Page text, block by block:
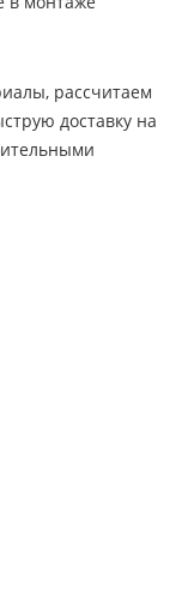
рассчитаем
доставку на